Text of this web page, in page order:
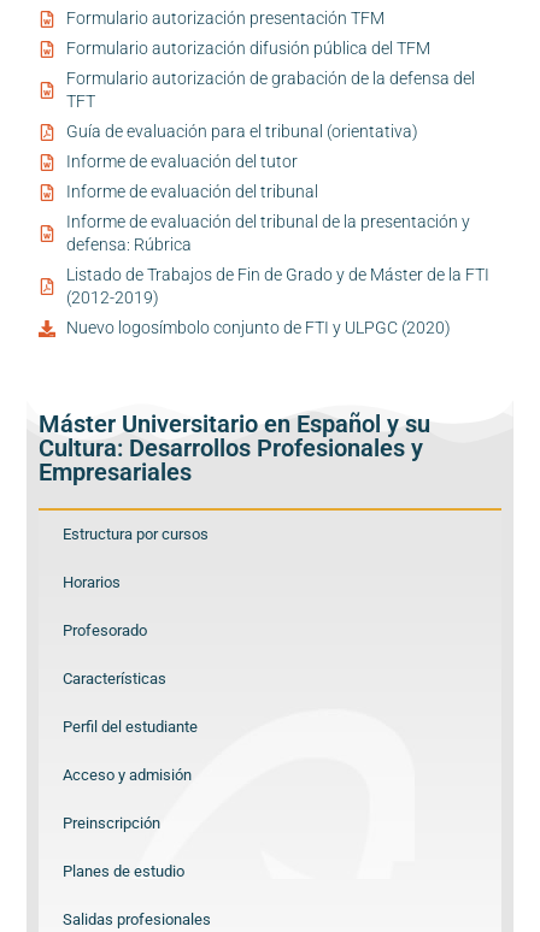
Formulario autorización presentación TFM
Formulario autorización difusión pública del TFM
Formulario autorización de grabación de la defensa del
TFT
Guía de evaluación para el tribunal (orientativa)
Informe de evaluación del tutor
Informe de evaluación del tribunal
Informe de evaluación del tribunal de la presentación y
defensa: Rúbrica
Listado de Trabajos de Fin de Grado y de Máster de la FTI
(2012-2019)
Nuevo logosímbolo conjunto de FTI y ULPGC (2020)
Máster Universitario en Español y su
Cultura: Desarrollos Profesionales y
Empresariales
Estructura por cursos
Horarios
Profesorado
Características
Perfil del estudiante
Acceso y admisión
Preinscripción
Planes de estudio
Salidas profesionales